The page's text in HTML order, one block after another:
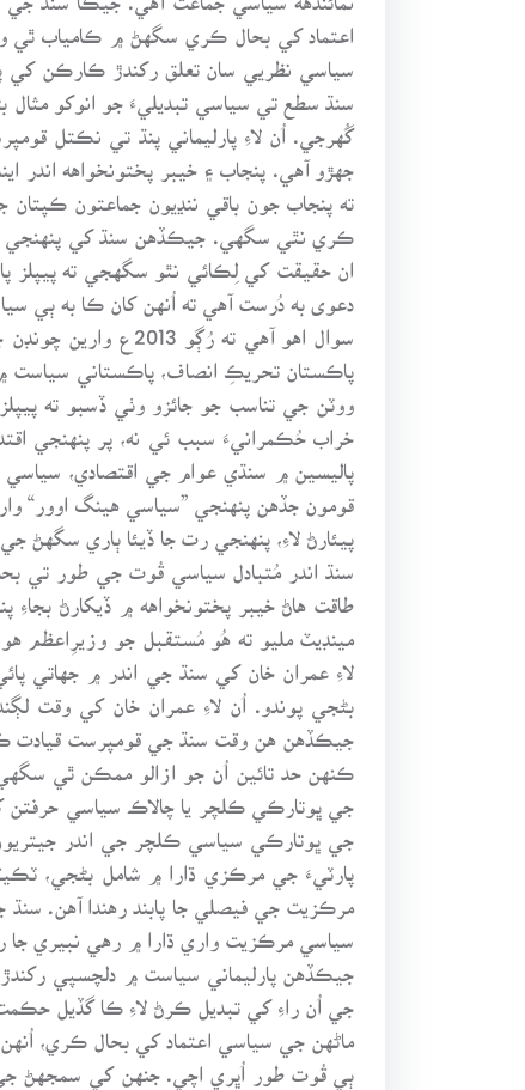
اعتماد کي بحال ڪري سگهڻ ۾ ڪامياب ٿي
سياسي نظريي سان تعلق رکندڙ ڪارڪن کي
سنڌ سطع تي سياسي تبديليءَ جو انوکو
گُهرجي. اُن لاءِ پارليماني پنڌ تي نڪتل
جهڙو آهي. پنجاب ۽ خيبر پختونخواهه
ته پنجاب جون باقي ننڍيون جماعتون
ڪري نٿي سگهي. جيڪڏهن سنڌ کي پنهنجي
ان حقيقت کي لِڪائي نٿو سگهجي ته پيپلز
دعوى به دُرست آهي ته اُنهن کان ڪا به ٻي
سوال اهو آهي ته
پاڪستان تحريڪِ انصاف، پاڪستاني سياست ۾
ووٽن جي تناسب جو جائزو وٺي ڏسبو ته
خراب حُڪمرانيءَ سبب ئي نه، پر پنهنجي
پاليسين ۾ سنڌي عوام جي اقتصادي،
قومون جڏهن پنهنجي ”سياسي هينگ اوور“
پيئارڻ لاءِ، پنهنجي رت جا ڏيئا ٻاري
سنڌ اندر مُتبادل سياسي قُوت جي طور تي
طاقت هاڻ خيبر پختونخواهه ۾ ڏيکارڻ
مينڊيٽ مليو ته هُو مُستقبل جو وزيرِاعظم
لاءِ عمران خان کي سنڌ جي اندر ۾ جهاتي
بڻجي پوندو. اُن لاءِ عمران خان کي وقت
جيڪڏهن هن وقت سنڌ جي قومپرست قيادت
ڪنهن حد تائين اُن جو ازالو ممڪن ٿي
جي ڀوتارڪي ڪلچر يا چالاڪ سياسي حرفتن
جي ڀوتارڪي سياسي ڪلچر جي اندر
پارٽيءَ جي مرڪزي ڌارا ۾ شامل بڻجي،
مرڪزيت جي فيصلي جا پابند رهندا آهن.
سياسي مرڪزيت واري ڌارا ۾ رهي نبيري جا
جيڪڏهن پارليماني سياست ۾ دلچسپي
جي اُن راءِ کي تبديل ڪرڻ لاءِ ڪا گڏيل
ماڻهن جي سياسي اعتماد کي بحال ڪري،
ٻي قُوت طور اُڀري اچي. جنهن کي سمجهڻ